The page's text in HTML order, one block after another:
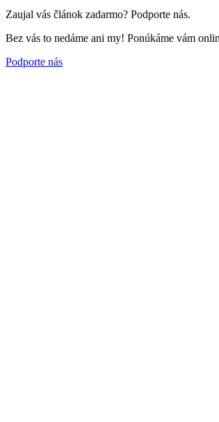
Zaujal vás článok zadarmo? Podporte nás.
Bez vás to nedáme ani my! Ponúkáme vám
Podporte nás